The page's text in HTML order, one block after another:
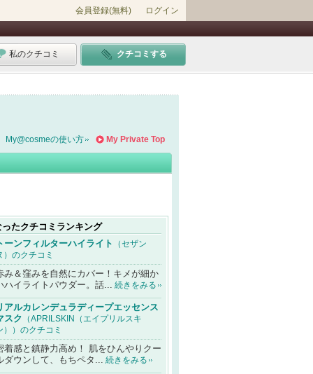
会員登録(無料) ログイン
私のクチコミ クチコミする
My Private Top
My@cosmeの使い方
たクチコミランキング
ーンフィルターハイライト
（セザン
）のクチコミ
み＆窪みを自然にカバー！キメが細か
ハイライトパウダー。話... 続きをみる
アルカレンデュラディープエッセンス
スク （APRILSKIN（エイプリルスキ
））のクチコミ
着感と鎮静力高め！ 肌をひんやりクー
ダウンして、もちペタ... 続きをみる